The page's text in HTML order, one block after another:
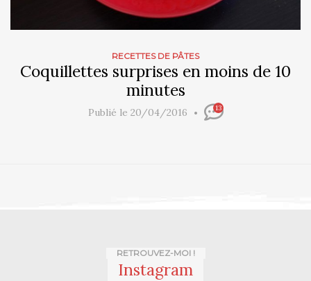
RECETTES DE PÂTES
Coquillettes surprises en moins de 10
minutes
Publié le 20/04/2016 13
RETROUVEZ-MOI !
Instagram